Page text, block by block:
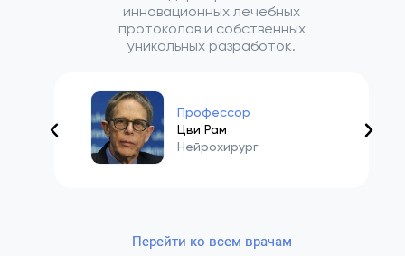
инновационных лечебных
протоколов и собственных
уникальных разработок.
Профессор
Цви Рам
Нейрохирург
Перейти ко всем врачам